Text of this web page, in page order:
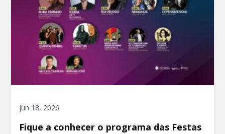
jun 18, 2026
Fique a conhecer o programa das Festas